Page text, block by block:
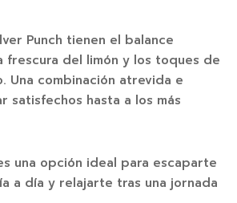
Punch tienen el balance
del limón y los toques de
Una combinación atrevida e
satisfechos hasta a los más
una opción ideal para escaparte
a día y relajarte tras una jornada